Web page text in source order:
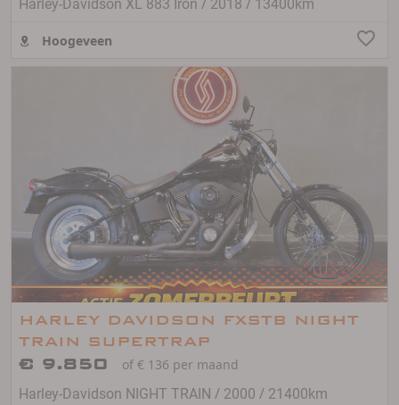
Harley-Davidson XL 883 Iron
2018 13400km
Hoogeveen
HARLEY DAVIDSON FXSTB NIGHT
TRAIN SUPERTRAP
€ 9.850
of € 136 per maand
Harley-Davidson NIGHT TRAIN / 2000 / 21400km